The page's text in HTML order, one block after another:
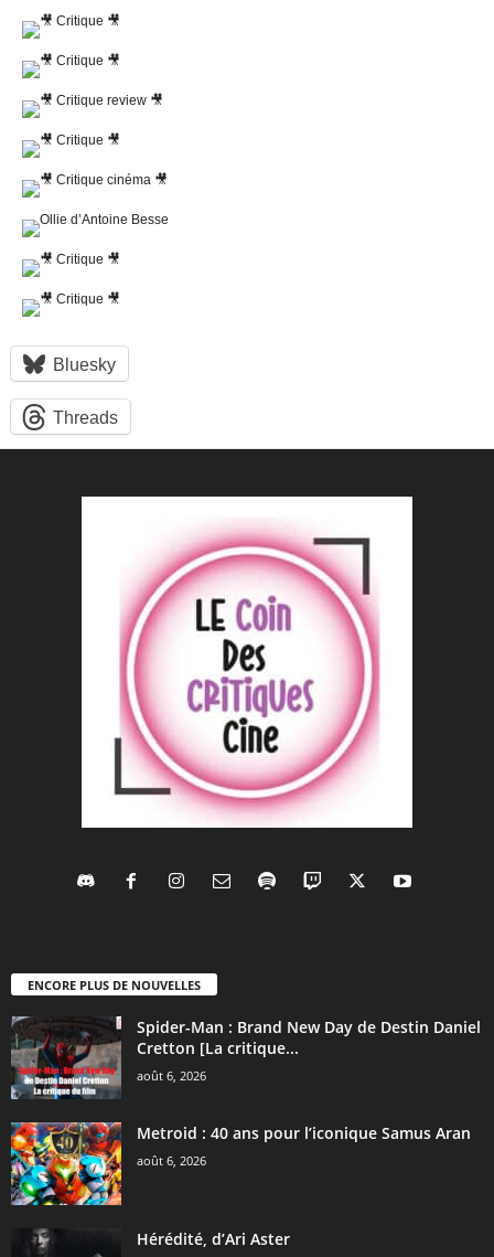
Bluesky
Threads
ENCORE PLUS DE NOUVELLES
Spider-Man : Brand New Day de Destin Daniel
Cretton [La critique...
août 6, 2026
Metroid : 40 ans pour l’iconique Samus Aran
août 6, 2026
Hérédité, d’Ari Aster